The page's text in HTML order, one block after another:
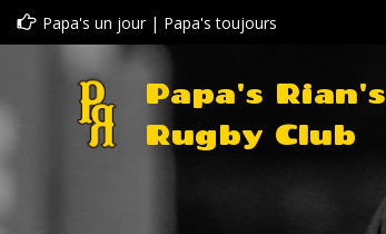
Aller
au
Papa's un jour | Papa's toujours
Papa's Rian's
Rugby Club